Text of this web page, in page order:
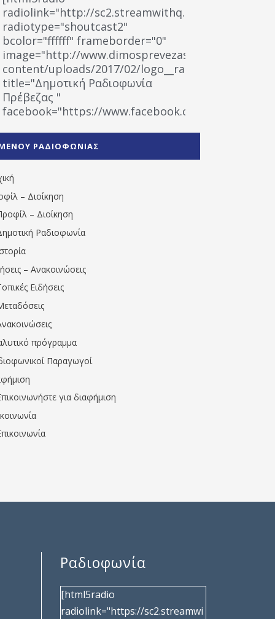
radiolink="http://sc2.streamwithq.com:8028/
radiotype="shoutcast2"
bcolor="ffffff" frameborder="0"
image="http://www.dimosprevezas.gr/wp-
content/uploads/2017/02/logo__radiofonias.jpg"
title="Δημοτική Ραδιοφωνία
Πρέβεζας "
facebook="https://www.facebook.com/
1531194763766854/" artist="" ]
ΡΑΔΙΟΦΩΝΙΑΣ
– Διοίκηση
– Διοίκηση
Ραδιοφωνία
– Ανακοινώσεις
Ειδήσεις
πρόγραμμα
Παραγωγοί
για διαφήμιση
Ραδιοφωνία
[html5radio
radiolink="https://sc2.streamwi